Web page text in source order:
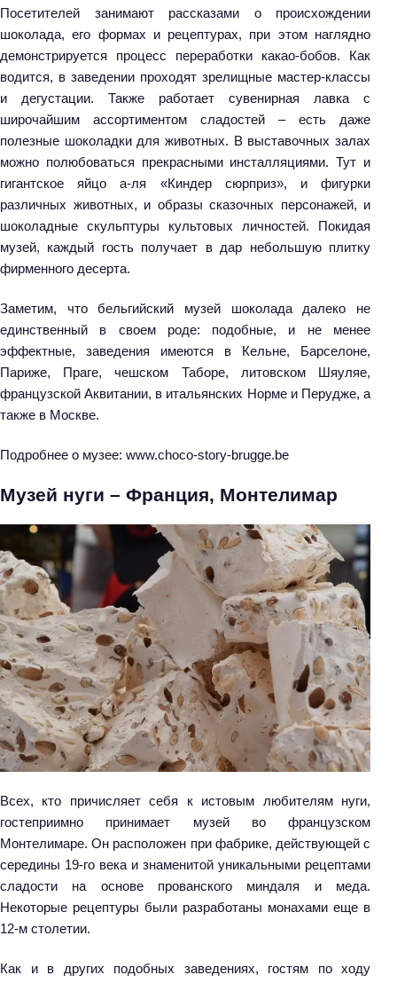
Посетителей занимают рассказами о происхождении
шоколада, его формах и рецептурах, при этом наглядно
демонстрируется процесс переработки какао-бобов. Как
водится, в заведении проходят зрелищные мастер-классы
и дегустации. Также работает сувенирная лавка с
широчайшим ассортиментом сладостей – есть даже
полезные шоколадки для животных. В выставочных залах
можно полюбоваться прекрасными инсталляциями. Тут и
гигантское яйцо а-ля «Киндер сюрприз», и фигурки
различных животных, и образы сказочных персонажей, и
шоколадные скульптуры культовых личностей. Покидая
музей, каждый гость получает в дар небольшую плитку
фирменного десерта.
Заметим, что бельгийский музей шоколада далеко не
единственный в своем роде: подобные, и не менее
эффектные, заведения имеются в Кельне, Барселоне,
Париже, Праге, чешском Таборе, литовском Шяуляе,
французской Аквитании, в итальянских Норме и Перудже, а
также в Москве.
Подробнее о музее: www.choco-story-brugge.be
Музей нуги – Франция, Монтелимар
Всех, кто причисляет себя к истовым любителям нуги,
гостеприимно принимает музей во французском
Монтелимаре. Он расположен при фабрике, действующей с
середины 19-го века и знаменитой уникальными рецептами
сладости на основе прованского миндаля и меда.
Некоторые рецептуры были разработаны монахами еще в
12-м столетии.
Как и в других подобных заведениях, гостям по ходу